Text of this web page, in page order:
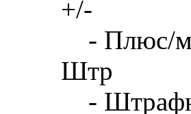
+/-
- Плюс/
Штр
-